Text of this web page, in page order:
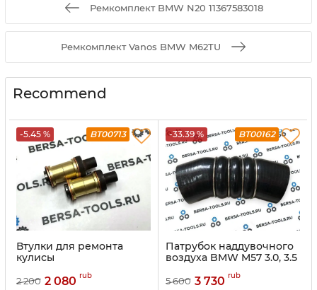
Ремкомплект BMW N20 11367583018
Ремкомплект Vanos BMW M62TU
Recommend
-5.45 % BT00713
Втулки для ремонта
кулисы
2 200 2 080 rub
-33.39 % BT00162
Патрубок наддувочного
воздуха BMW M57 3.0, 3.5
5 600 3 730 rub